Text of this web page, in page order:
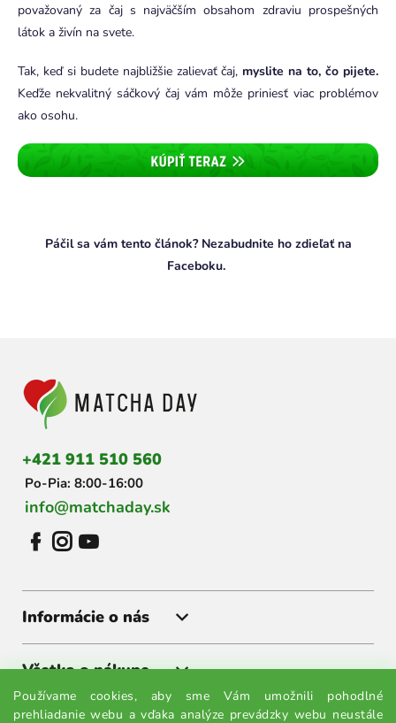
Používame cookies, aby sme Vám umožnili pohodlné
prehliadanie webu a vďaka analýze prevádzky webu neustále
považovaný za čaj s najväčším obsahom zdraviu prospešných
látok a živín na svete.
Tak, keď si budete najbližšie zalievať čaj, myslite na to, čo pijete.
Keďže nekvalitný sáčkový čaj vám môže priniesť viac problémov
ako osohu.
Páčil sa vám tento článok? Nezabudnite ho zdieľať na
Faceboku.
+421 911 510 560
Po-Pia: 8:00-16:00
info@matchaday.sk
Informácie o nás
Všetko o nákupe